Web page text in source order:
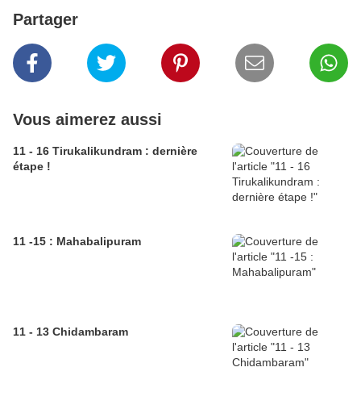
Partager
Vous aimerez aussi
11 - 16 Tirukalikundram : dernière
étape !
11 -15 : Mahabalipuram
11 - 13 Chidambaram